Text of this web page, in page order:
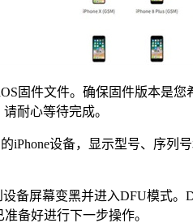
固件文件。确保固件版本是
耐心等待完成。
iPhone设备，显示型号、序
备屏幕变黑并进入DFU模式
备好进行下一步操作。